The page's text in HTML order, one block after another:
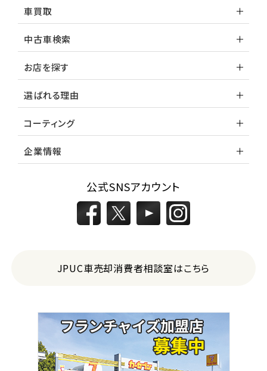
車買取
中古車検索
お店を探す
選ばれる理由
コーティング
企業情報
公式SNSアカウント
JPUC車売却消費者相談室はこちら